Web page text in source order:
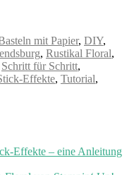
mit Papier, DIY,
, Rustikal Floral,
Schritt für Schritt,
Effekte, Tutorial,
Effekte – eine Anleitung